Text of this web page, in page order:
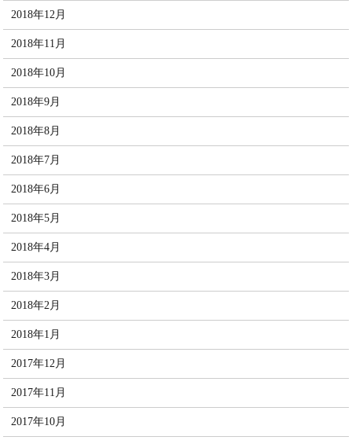
2018年12月
2018年11月
2018年10月
2018年9月
2018年8月
2018年7月
2018年6月
2018年5月
2018年4月
2018年3月
2018年2月
2018年1月
2017年12月
2017年11月
2017年10月